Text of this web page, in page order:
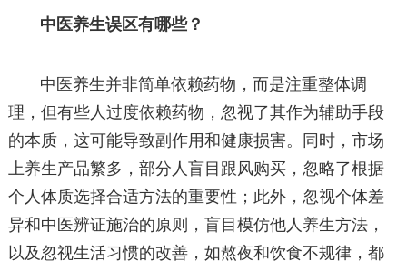
中医养生误区有哪些？
中医养生并非简单依赖药物，而是注重整体调
理，但有些人过度依赖药物，忽视了其作为辅助手段
的本质，这可能导致副作用和健康损害。同时，市场
上养生产品繁多，部分人盲目跟风购买，忽略了根据
个人体质选择合适方法的重要性；此外，忽视个体差
异和中医辨证施治的原则，盲目模仿他人养生方法，
以及忽视生活习惯的改善，如熬夜和饮食不规律，都